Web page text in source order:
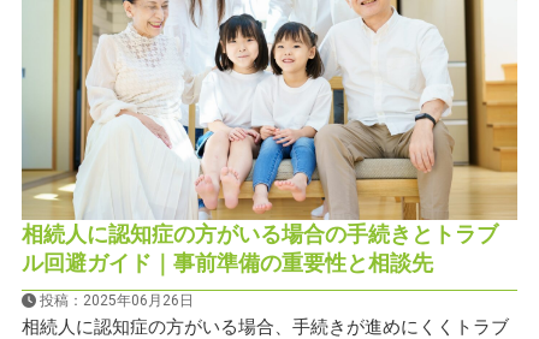
相続人に認知症の方がいる場合の手続きとトラブ
ル回避ガイド｜事前準備の重要性と相談先
投稿：2025年06月26日
相続人に認知症の方がいる場合、手続きが進めにくくトラブ